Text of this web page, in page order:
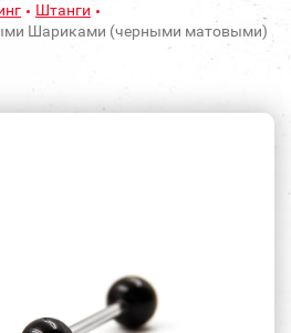
Штанги
Шариками (черными матовыми)